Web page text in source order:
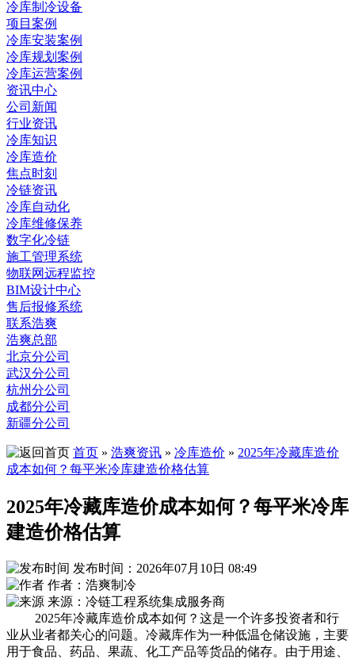
冷库制冷设备
项目案例
冷库安装案例
冷库规划案例
冷库运营案例
资讯中心
公司新闻
行业资讯
冷库知识
冷库造价
焦点时刻
冷链资讯
冷库自动化
冷库维修保养
数字化冷链
施工管理系统
物联网远程监控
BIM设计中心
售后报修系统
联系浩爽
浩爽总部
北京分公司
武汉分公司
杭州分公司
成都分公司
新疆分公司
首页 » 浩爽资讯 » 冷库造价 » 2025年冷藏库造价
成本如何？每平米冷库建造价格估算
2025年冷藏库造价成本如何？每平米冷库
建造价格估算
发布时间：2026年07月10日 08:49
作者：浩爽制冷
来源：冷链工程系统集成服务商
2025年冷藏库造价成本如何？这是一个许多投资者和行
业从业者都关心的问题。冷藏库作为一种低温仓储设施，主要
用于食品、药品、果蔬、化工产品等货品的储存。由于用途、